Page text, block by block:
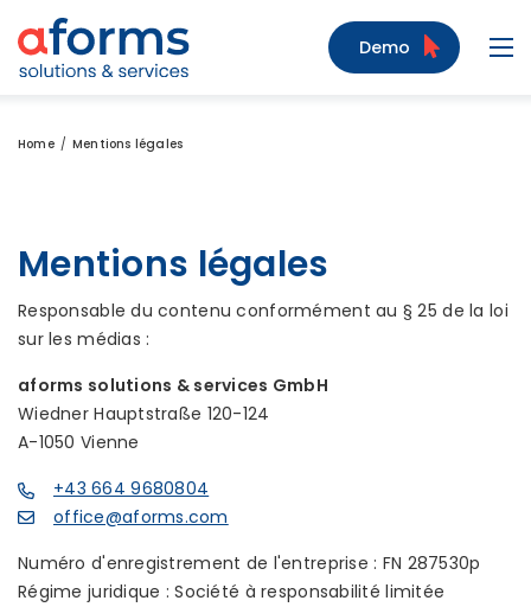
Zum Inhalt
Zum Menü
Zur Suche
Demo
Home Mentions légales
Mentions légales
Responsable du contenu conformément au § 25 de la loi
sur les médias :
aforms solutions & services GmbH
Wiedner Hauptstraße 120-124
A-1050 Vienne
+43 664 9680804
office@aforms.com
Numéro d'enregistrement de l'entreprise : FN 287530p
Régime juridique : Société à responsabilité limitée